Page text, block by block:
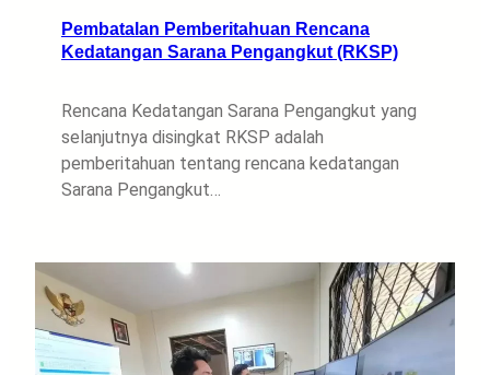
Pembatalan Pemberitahuan Rencana
Kedatangan Sarana Pengangkut (RKSP)
Rencana Kedatangan Sarana Pengangkut yang
selanjutnya disingkat RKSP adalah
pemberitahuan tentang rencana kedatangan
Sarana Pengangkut…